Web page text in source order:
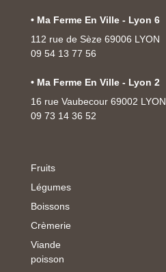
• Ma Ferme En Ville - Lyon 6
112 rue de Sèze 69006 LYON
09 54 13 77 56
• Ma Ferme En Ville - Lyon 2
16 rue Vaubecour 69002 LYON
09 73 14 36 52
Fruits
Légumes
Boissons
Crèmerie
Viande
poisson